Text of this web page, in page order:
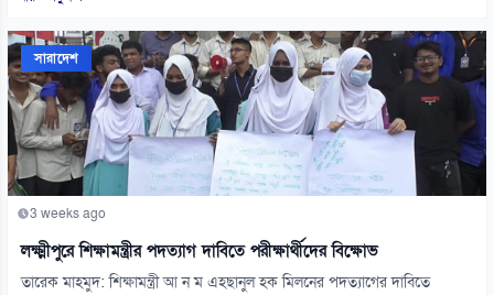
সারাদেশ
3 weeks ago
লক্ষ্মীপুরে শিক্ষামন্ত্রীর পদত্যাগ দাবিতে পরীক্ষার্থীদের বিক্ষোভ
তারেক মাহমুদ: শিক্ষামন্ত্রী আ ন ম এহছানুল হক মিলনের পদত্যাগের দাবিতে